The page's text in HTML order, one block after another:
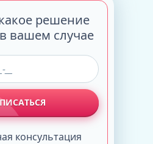
решение
вашем случае
консультация